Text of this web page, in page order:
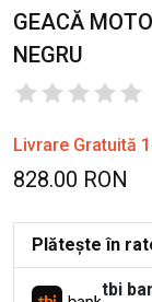
GEACĂ
NEGRU
Livrare Gratuită
828.00 RON
Plătește în
tbi